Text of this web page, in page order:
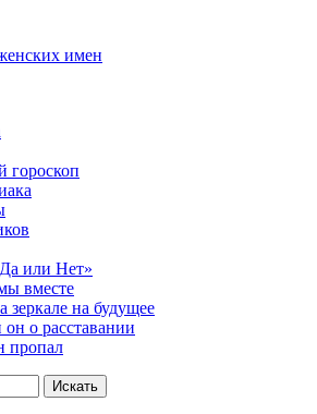
имен
гороскоп
или Нет»
вместе
зеркале на будущее
о расставании
пропал